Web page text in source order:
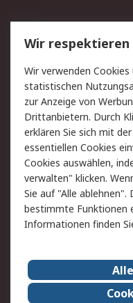
Service
Value Added
Rücksendung/
Hilfe
Rechtliches
RS Verkaufs- und
Lieferbedingungen
Cookie-Richtlinie
Impressum
Karriere bei RS
Wir
Wir verwenden
statistischen
zur Anzeige von
Drittanbietern. Durch
erklären Sie sich mit
essentiellen Cookies
Cookies auswählen,
verwalten" klicken.
Sie auf "Alle
bestimmte Funktionen
Informationen finden